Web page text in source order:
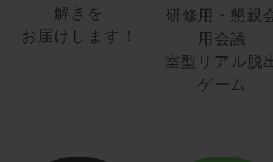
解きを
お届けします！
研修用・懇親
用会議
室型リアル脱
ゲーム